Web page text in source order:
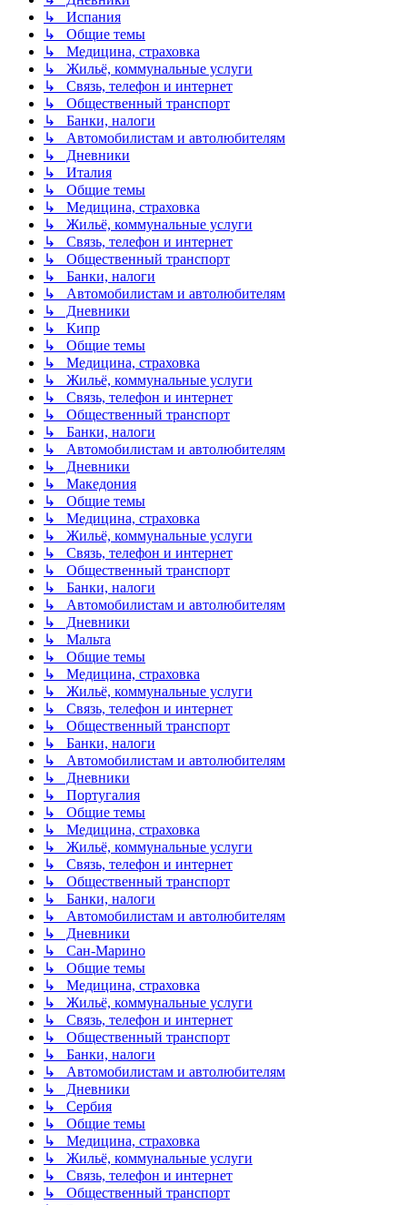
↳ Испания
↳ Общие темы
↳ Медицина, страховка
↳ Жильё, коммунальные услуги
↳ Связь, телефон и интернет
↳ Общественный транспорт
↳ Банки, налоги
↳ Автомобилистам и автолюбителям
↳ Дневники
↳ Италия
↳ Общие темы
↳ Медицина, страховка
↳ Жильё, коммунальные услуги
↳ Связь, телефон и интернет
↳ Общественный транспорт
↳ Банки, налоги
↳ Автомобилистам и автолюбителям
↳ Дневники
↳ Кипр
↳ Общие темы
↳ Медицина, страховка
↳ Жильё, коммунальные услуги
↳ Связь, телефон и интернет
↳ Общественный транспорт
↳ Банки, налоги
↳ Автомобилистам и автолюбителям
↳ Дневники
↳ Македония
↳ Общие темы
↳ Медицина, страховка
↳ Жильё, коммунальные услуги
↳ Связь, телефон и интернет
↳ Общественный транспорт
↳ Банки, налоги
↳ Автомобилистам и автолюбителям
↳ Дневники
↳ Мальта
↳ Общие темы
↳ Медицина, страховка
↳ Жильё, коммунальные услуги
↳ Связь, телефон и интернет
↳ Общественный транспорт
↳ Банки, налоги
↳ Автомобилистам и автолюбителям
↳ Дневники
↳ Португалия
↳ Общие темы
↳ Медицина, страховка
↳ Жильё, коммунальные услуги
↳ Связь, телефон и интернет
↳ Общественный транспорт
↳ Банки, налоги
↳ Автомобилистам и автолюбителям
↳ Дневники
↳ Сан-Марино
↳ Общие темы
↳ Медицина, страховка
↳ Жильё, коммунальные услуги
↳ Связь, телефон и интернет
↳ Общественный транспорт
↳ Банки, налоги
↳ Автомобилистам и автолюбителям
↳ Дневники
↳ Сербия
↳ Общие темы
↳ Медицина, страховка
↳ Жильё, коммунальные услуги
↳ Связь, телефон и интернет
↳ Общественный транспорт